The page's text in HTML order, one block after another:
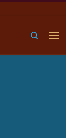
Search